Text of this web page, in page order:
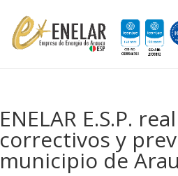
ENELAR E.S.P.
correctivos y
municipio de